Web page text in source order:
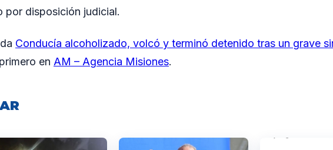
por disposición judicial.
Conducía alcoholizado, volcó y terminó detenido tras un grave
en AM – Agencia Misiones.